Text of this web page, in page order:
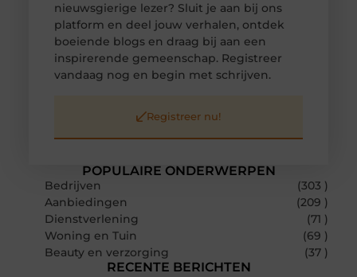
POPULAIRE ONDERWERPEN
Bedrijven
(303 )
Aanbiedingen
(209 )
Dienstverlening
(71 )
Woning en Tuin
(69 )
Beauty en verzorging
(37 )
RECENTE BERICHTEN
nieuwsgierige lezer? Sluit je aan bij ons
platform en deel jouw verhalen, ontdek
boeiende blogs en draag bij aan een
inspirerende gemeenschap. Registreer
vandaag nog en begin met schrijven.
Registreer nu!